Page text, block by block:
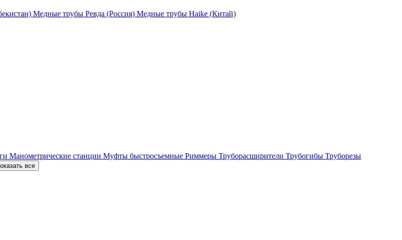
Медные трубы Ревда (Россия) Медные трубы Haike (Китай)
Манометрические станции Муфты быстросъемные Риммеры Труборасширители Трубогибы Труборезы
все